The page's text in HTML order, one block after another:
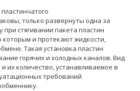
пластинчатого
только развернуты одна за
при стягивании пакета пластин
которым и протекают жидкости,
Такая установка пластин
горячих и холодных каналов. Вид
их количество, устанавливаемое в
требований
.